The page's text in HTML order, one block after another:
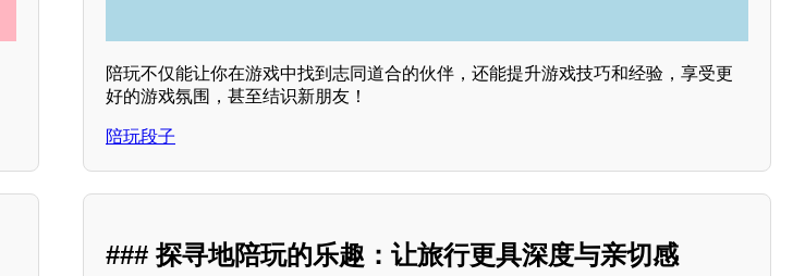
陪玩不仅能让你在游戏中找到志同道合的伙伴，还能提升游戏技巧和经验，享受更
好的游戏氛围，甚至结识新朋友！
陪玩段子
### 探寻地陪玩的乐趣：让旅行更具深度与亲切感